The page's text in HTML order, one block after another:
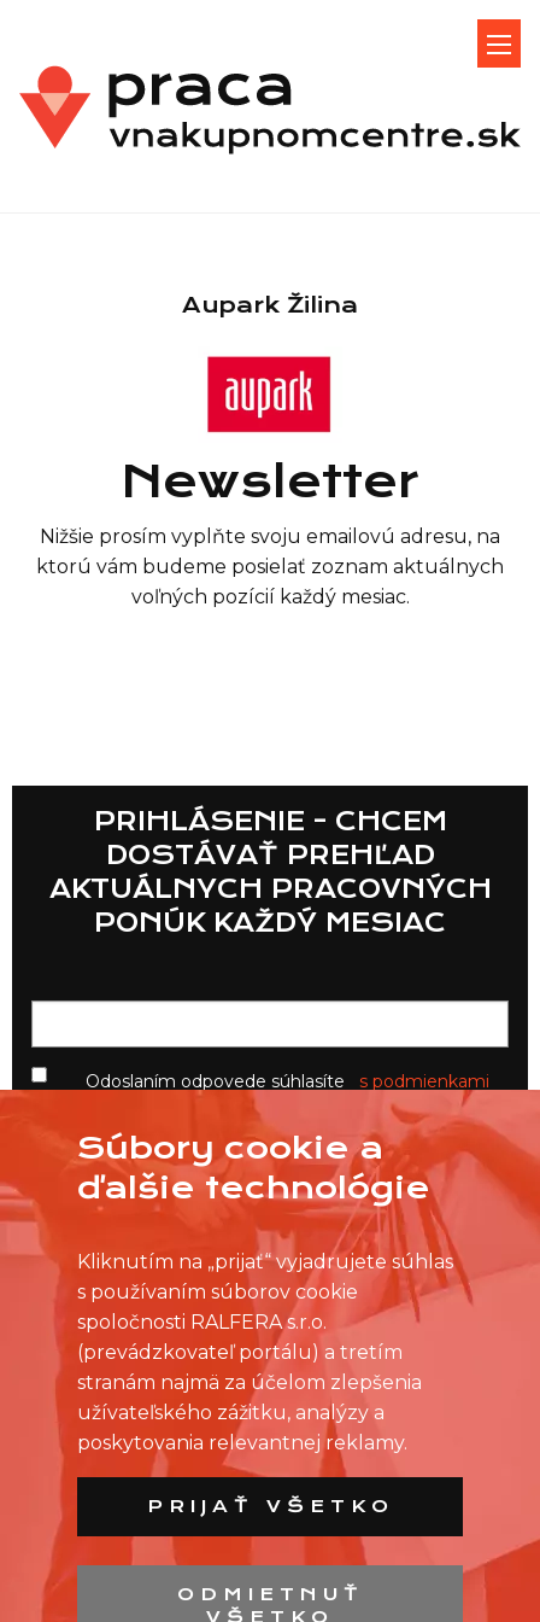
Zoznam predajní
Zoznam NC
Aupark Žilina
Newsletter
Nižšie prosím vyplňte svoju emailovú adresu, na
ktorú vám budeme posielať zoznam aktuálnych
voľných pozícií každý mesiac.
PRIHLÁSENIE - CHCEM
DOSTÁVAŤ PREHĽAD
AKTUÁLNYCH PRACOVNÝCH
PONÚK KAŽDÝ MESIAC
Odoslaním odpovede súhlasíte s podmienkami
platformy Práca VNC
Súbory cookie a
ďalšie technológie
Kliknutím na „prijať“ vyjadrujete súhlas
s používaním súborov cookie
spoločnosti RALFERA s.r.o.
(prevádzkovateľ portálu) a tretím
stranám najmä za účelom zlepšenia
užívateľského zážitku, analýzy a
poskytovania relevantnej reklamy.
PRIJAŤ VŠETKO
ODMIETNUŤ
VŠETKO